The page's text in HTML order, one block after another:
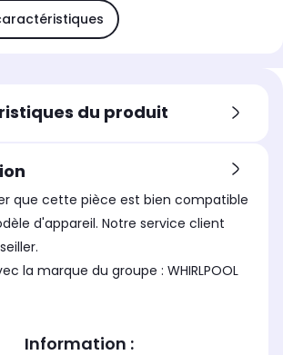
du produit
que cette pièce est bien compatible
d'appareil. Notre service client
du groupe : WHIRLPOOL
Information :